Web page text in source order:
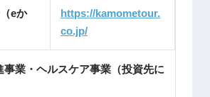
eか
https://kamometour.
co.jp/
業・ヘルスケア事業（投資先に